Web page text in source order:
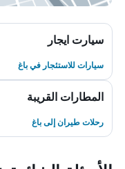
سيارت ايجار
سيارات للاستئجار في باغ
المطارات القريبة
رحلات طيران إلى باغ